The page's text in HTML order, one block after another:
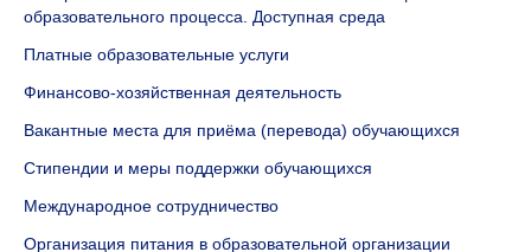
образовательного процесса. Доступная среда
Платные образовательные услуги
Финансово-хозяйственная деятельность
Вакантные места для приёма (перевода) обучающихся
Стипендии и меры поддержки обучающихся
Международное сотрудничество
Организация питания в образовательной организации